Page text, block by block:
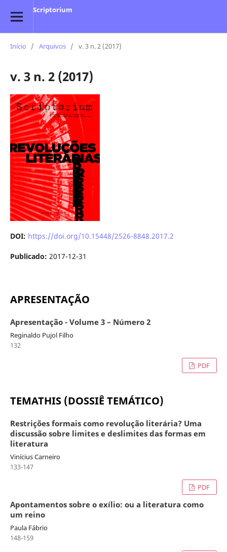
Scriptorium
Início / Arquivos / v. 3 n. 2 (2017)
v. 3 n. 2 (2017)
DOI: https://doi.org/10.15448/2526-8848.2017.2
Publicado: 2017-12-31
APRESENTAÇÃO
Apresentação - Volume 3 – Número 2
Reginaldo Pujol Filho
132
PDF
TEMATHIS (DOSSIÊ TEMÁTICO)
Restrições formais como revolução literária? Uma
discussão sobre limites e deslimites das formas em
literatura
Vinícius Carneiro
133-147
PDF
Apontamentos sobre o exílio: ou a literatura como
um reino
Paula Fábrio
148-159